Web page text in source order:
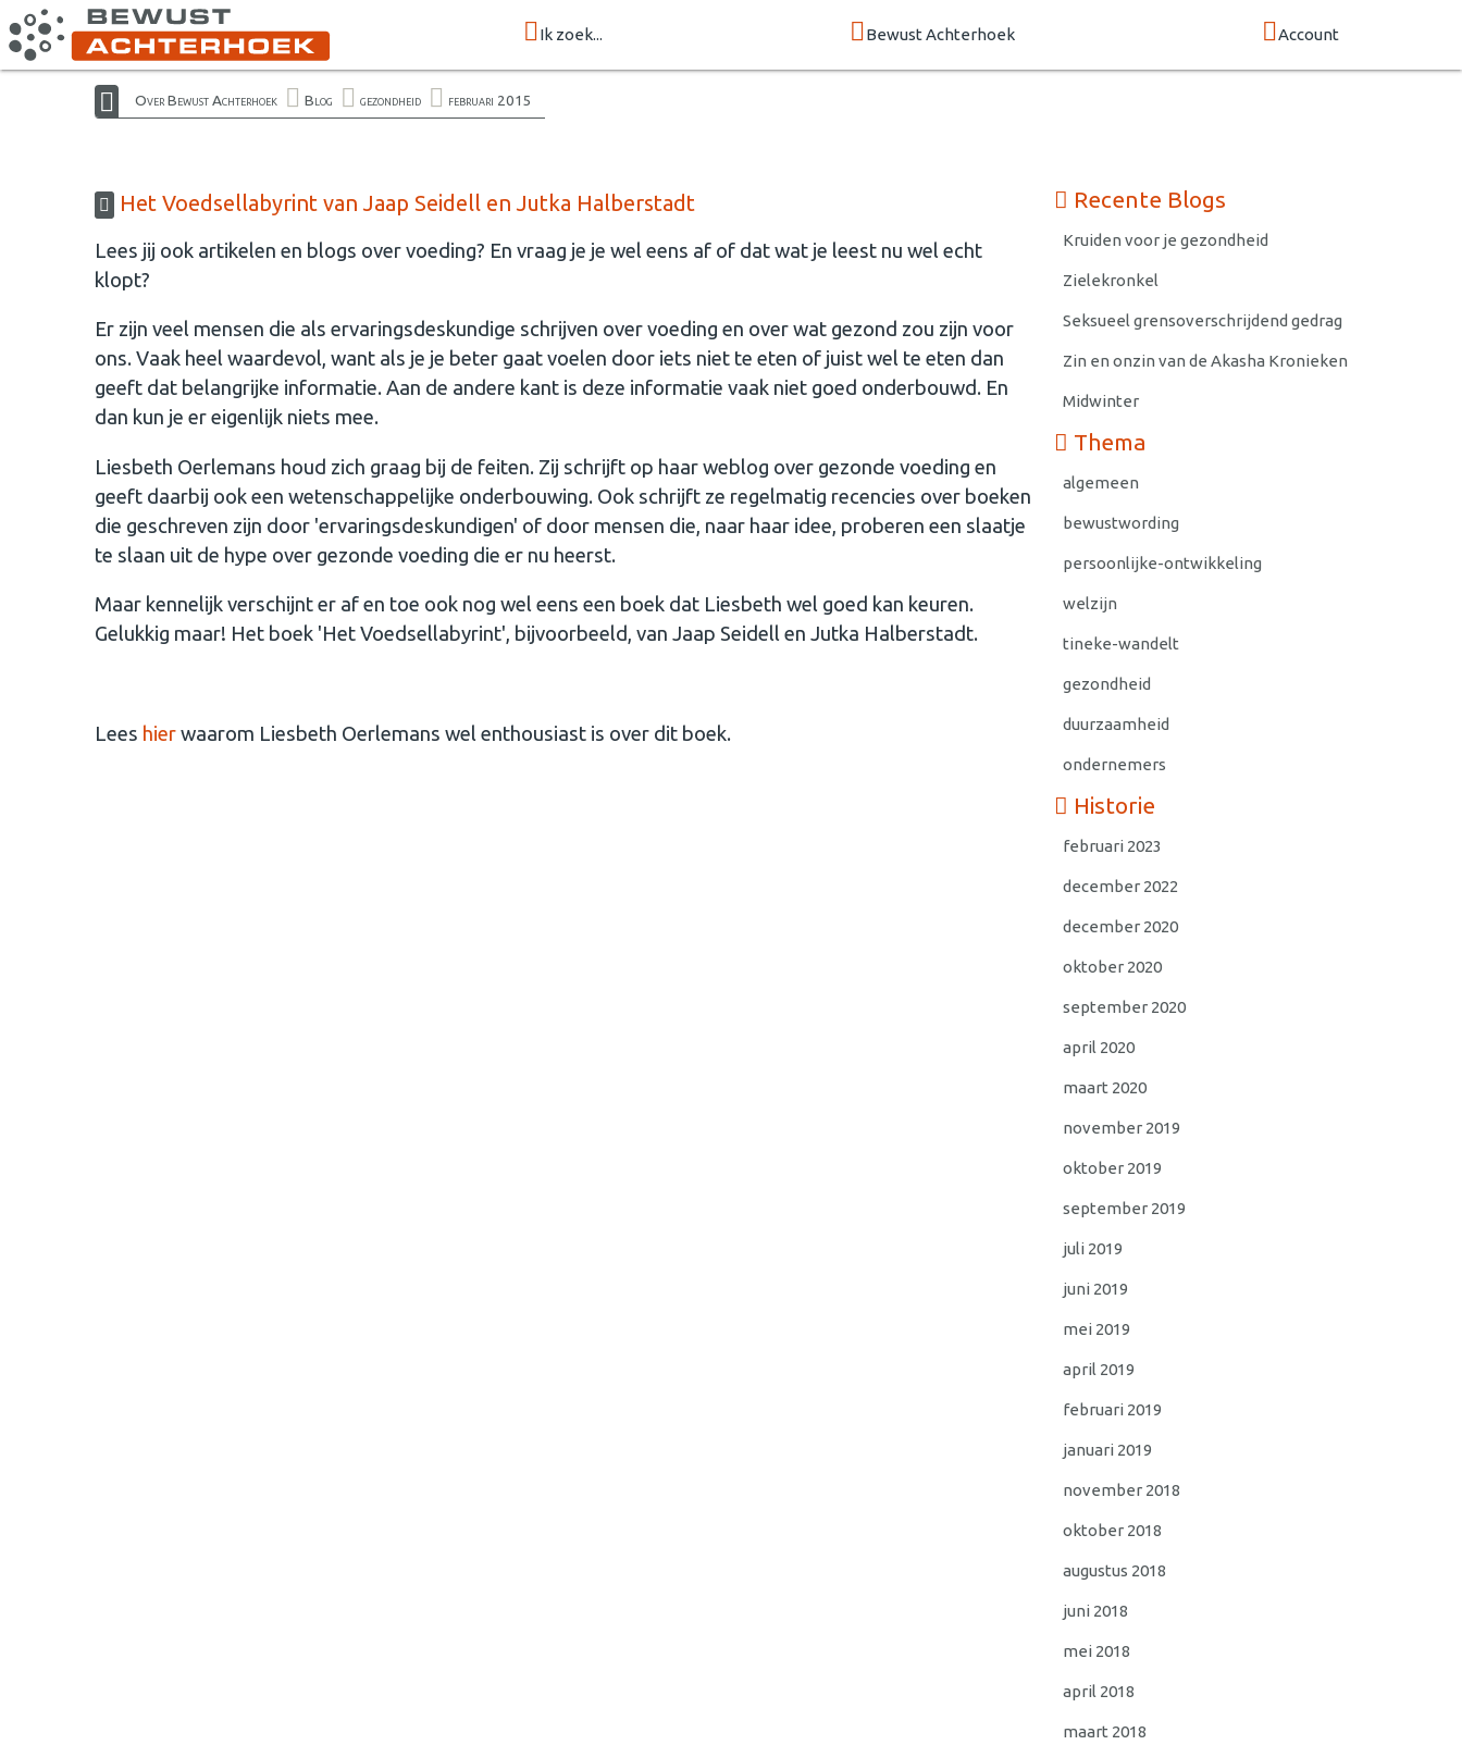
Ik zoek... Bewust Achterhoek Account
Over Bewust Achterhoek Blog gezondheid februari 2015
Het Voedsellabyrint van Jaap Seidell en Jutka Halberstadt
Lees jij ook artikelen en blogs over voeding? En vraag je je wel eens af of dat wat je leest nu wel echt
klopt?
Er zijn veel mensen die als ervaringsdeskundige schrijven over voeding en over wat gezond zou zijn voor
ons. Vaak heel waardevol, want als je je beter gaat voelen door iets niet te eten of juist wel te eten dan
geeft dat belangrijke informatie. Aan de andere kant is deze informatie vaak niet goed onderbouwd. En
dan kun je er eigenlijk niets mee.
Liesbeth Oerlemans houd zich graag bij de feiten. Zij schrijft op haar weblog over gezonde voeding en
geeft daarbij ook een wetenschappelijke onderbouwing. Ook schrijft ze regelmatig recencies over boeken
die geschreven zijn door 'ervaringsdeskundigen' of door mensen die, naar haar idee, proberen een slaatje
te slaan uit de hype over gezonde voeding die er nu heerst.
Maar kennelijk verschijnt er af en toe ook nog wel eens een boek dat Liesbeth wel goed kan keuren.
Gelukkig maar! Het boek 'Het Voedsellabyrint', bijvoorbeeld, van Jaap Seidell en Jutka Halberstadt.
Lees hierwaarom Liesbeth Oerlemans wel enthousiast is over dit boek.
Recente Blogs
Kruiden voor je gezondheid
Zielekronkel
Seksueel grensoverschrijdend gedrag
Zin en onzin van de Akasha Kronieken
Midwinter
Thema
algemeen
bewustwording
persoonlijke-ontwikkeling
welzijn
tineke-wandelt
gezondheid
duurzaamheid
ondernemers
Historie
februari 2023
december 2022
december 2020
oktober 2020
september 2020
april 2020
maart 2020
november 2019
oktober 2019
september 2019
juli 2019
juni 2019
mei 2019
april 2019
februari 2019
januari 2019
november 2018
oktober 2018
augustus 2018
juni 2018
mei 2018
april 2018
maart 2018